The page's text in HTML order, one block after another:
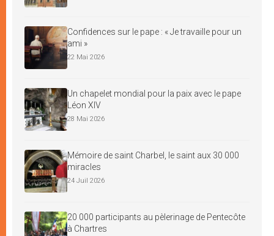
Confidences sur le pape : « Je travaille pour un
ami »
22 Mai 2026
Un chapelet mondial pour la paix avec le pape
Léon XIV
28 Mai 2026
Mémoire de saint Charbel, le saint aux 30 000
miracles
24 Juil 2026
20 000 participants au pèlerinage de Pentecôte
à Chartres